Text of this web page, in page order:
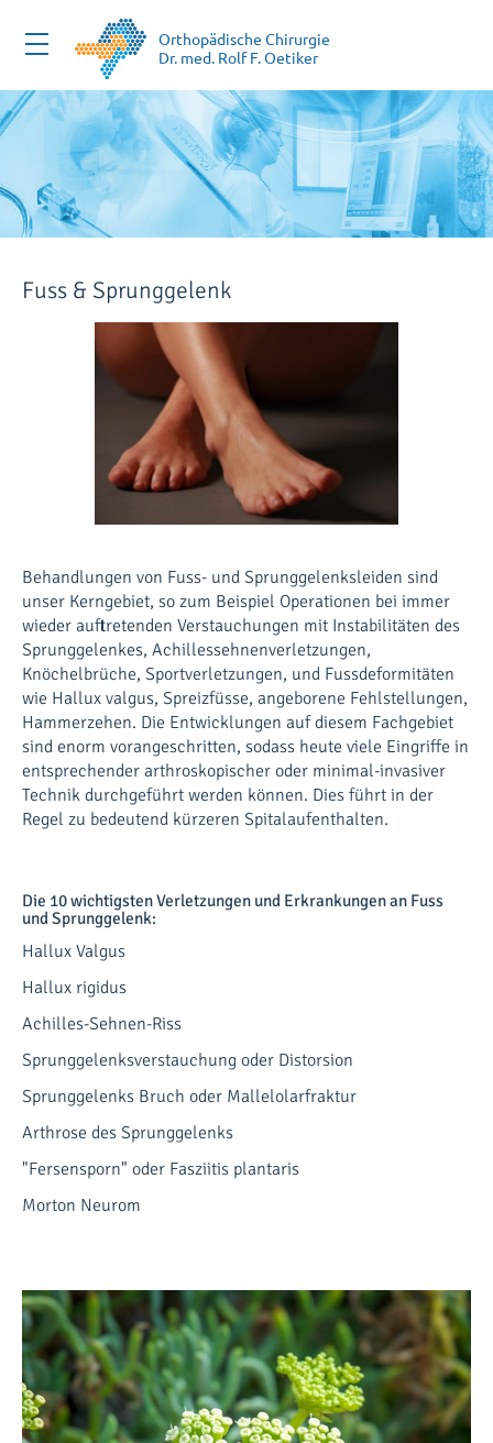
Inhalt
springen
Orthopädische Chirurgie
Dr. med. Rolf F. Oetiker
Fuss & Sprunggelenk
Behandlungen von Fuss- und Sprunggelenksleiden sind
unser Kerngebiet, so zum Beispiel Operationen bei immer
wieder auftretenden Verstauchungen mit Instabilitäten des
Sprunggelenkes, Achillessehnenverletzungen,
Knöchelbrüche, Sportverletzungen, und Fussdeformitäten
wie Hallux valgus, Spreizfüsse, angeborene Fehlstellungen,
Hammerzehen. Die Entwicklungen auf diesem Fachgebiet
sind enorm vorangeschritten, sodass heute viele Eingriffe in
entsprechender arthroskopischer oder minimal-invasiver
Technik durchgeführt werden können. Dies führt in der
Regel zu bedeutend kürzeren Spitalaufenthalten.
Die 10 wichtigsten Verletzungen und Erkrankungen an Fuss
und Sprunggelenk:
Hallux Valgus
Hallux rigidus
Achilles-Sehnen-Riss
Sprunggelenksverstauchung oder Distorsion
Sprunggelenks Bruch oder Mallelolarfraktur
Arthrose des Sprunggelenks
"Fersensporn" oder Fasziitis plantaris
Morton Neurom
Die Zeit nach der Fussoperation - was gilt es zu beachten !
Schmerzen und Schwellungstendenzen nach
Fussoperationen